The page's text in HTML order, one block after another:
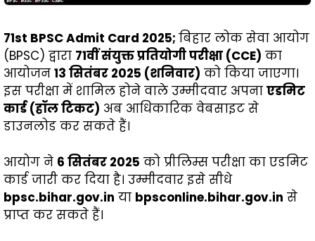
71st BPSC Admit Card 2025; बिहार लोक सेवा आयोग
(BPSC) द्वारा 71वीं संयुक्त प्रतियोगी परीक्षा (CCE) का
आयोजन 13 सितंबर 2025 (शनिवार) को किया जाएगा।
इस परीक्षा में शामिल होने वाले उम्मीदवार अपना एडमिट
कार्ड (हॉल टिकट) अब आधिकारिक वेबसाइट से
डाउनलोड कर सकते हैं।
आयोग ने 6 सितंबर 2025 को प्रीलिम्स परीक्षा का एडमिट
कार्ड जारी कर दिया है। उम्मीदवार इसे सीधे
bpsc.bihar.gov.in या bpsconline.bihar.gov.in से
प्राप्त कर सकते हैं।